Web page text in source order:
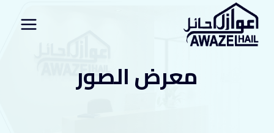
التجاوز
المحتوى
معرض الصور